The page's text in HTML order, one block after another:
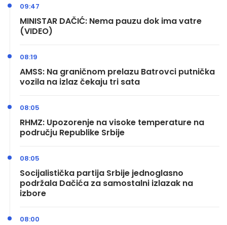
MINISTAR DAČIĆ: Nema pauzu dok ima vatre
(VIDEO)
09:47
AMSS: Na graničnom prelazu Batrovci putnička
vozila na izlaz čekaju tri sata
08:19
RHMZ: Upozorenje na visoke temperature na
području Republike Srbije
08:05
Socijalistička partija Srbije jednoglasno
podržala Dačića za samostalni izlazak na
izbore
08:05
08:00